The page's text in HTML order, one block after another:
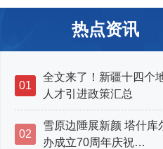
热点资讯
01
全文来了！新疆十四个
人才引进政策汇总
02
雪原边陲展新颜 塔什库
办成立70周年庆祝…